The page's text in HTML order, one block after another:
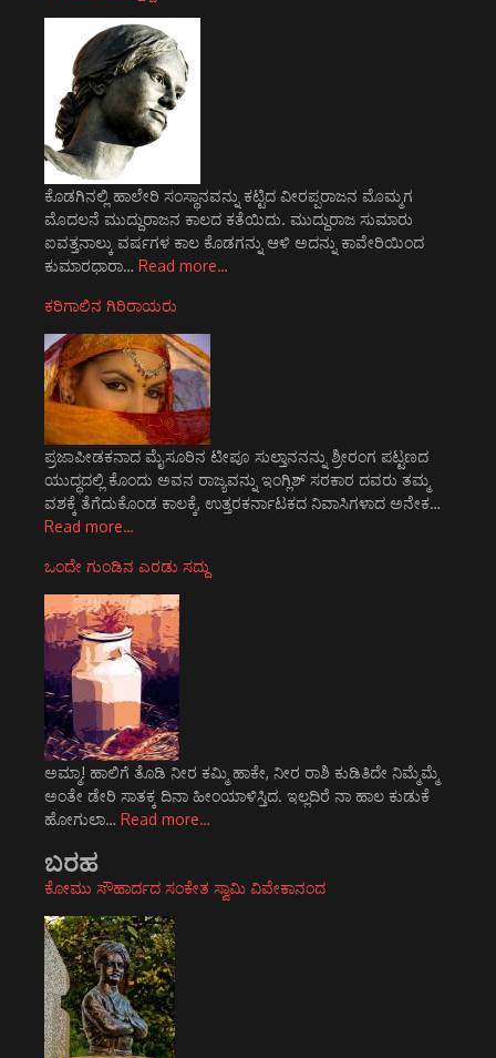
ಕೊಡಗಿನಲ್ಲಿ ಹಾಲೇರಿ ಸಂಸ್ಥಾನವನ್ನು ಕಟ್ಟಿದ ವೀರಪ್ಪರಾಜನ ಮೊಮ್ಮಗ
ಮೊದಲನೆ ಮುದ್ದುರಾಜನ ಕಾಲದ ಕತೆಯಿದು. ಮುದ್ದುರಾಜ ಸುಮಾರು
ಐವತ್ತನಾಲ್ಕು ವರ್ಷಗಳ ಕಾಲ ಕೊಡಗನ್ನು ಆಳಿ ಅದನ್ನು ಕಾವೇರಿಯಿಂದ
ಕುಮಾರಧಾರಾ… Read more…
ಕರಿಗಾಲಿನ ಗಿರಿರಾಯರು
ಪ್ರಜಾಪೀಡಕನಾದ ಮೈಸೂರಿನ ಟೀಪೂ ಸುಲ್ತಾನನನ್ನು ಶ್ರೀರಂಗ ಪಟ್ಟಣದ
ಯುದ್ಧದಲ್ಲಿ ಕೊಂದು ಅವನ ರಾಜ್ಯವನ್ನು ಇಂಗ್ಲಿಶ್ ಸರಕಾರ ದವರು ತಮ್ಮ
ವಶಕ್ಕೆ ತೆಗೆದುಕೊಂಡ ಕಾಲಕ್ಕೆ, ಉತ್ತರಕರ್ನಾಟಕದ ನಿವಾಸಿಗಳಾದ ಅನೇಕ…
Read more…
ಒಂದೇ ಗುಂಡಿನ ಎರಡು ಸದ್ದು
ಅಮ್ಮಾ! ಹಾಲಿಗೆ ತೊಡಿ ನೀರ ಕಮ್ಮಿ ಹಾಕೇ, ನೀರ ರಾಶಿ ಕುಡಿತಿದೇ ನಿಮ್ಮೆಮ್ಮೆ
ಅಂತೇ ಡೇರಿ ಸಾತಕ್ಕ ದಿನಾ ಹೀಂಯಾಳಿಸ್ತಿದ. ಇಲ್ಲದಿರೆ ನಾ ಹಾಲ ಕುಡುಕೆ
ಹೋಗುಲಾ… Read more…
ಬರಹ
ಕೋಮು ಸೌಹಾರ್ದದ ಸಂಕೇತ ಸ್ವಾಮಿ ವಿವೇಕಾನಂದ